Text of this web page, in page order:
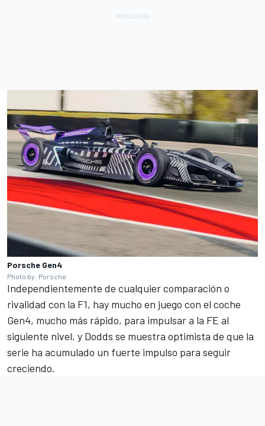
Porsche Gen4
Photo by: Porsche
Independientemente de cualquier comparación o
rivalidad con la F1, hay mucho en juego con el coche
Gen4, mucho más rápido, para impulsar a la FE al
siguiente nivel, y Dodds se muestra optimista de que la
serie ha acumulado un fuerte impulso para seguir
creciendo.